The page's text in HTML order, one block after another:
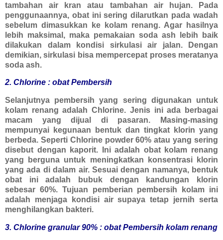
tambahan air kran atau tambahan air hujan. Pada
penggunaannya, obat ini sering dilarutkan pada wadah
sebelum dimasukkan ke kolam renang. Agar hasilnya
lebih maksimal, maka pemakaian soda ash lebih baik
dilakukan dalam kondisi sirkulasi air jalan. Dengan
demikian, sirkulasi bisa mempercepat proses meratanya
soda ash.
2. Chlorine : obat Pembersih
Selanjutnya pembersih yang sering digunakan untuk
kolam renang adalah Chlorine. Jenis ini ada berbagai
macam yang dijual di pasaran. Masing-masing
mempunyai kegunaan bentuk dan tingkat klorin yang
berbeda. Seperti Chlorine powder 60% atau yang sering
disebut dengan kaporit. Ini adalah obat kolam renang
yang berguna untuk meningkatkan konsentrasi klorin
yang ada di dalam air. Sesuai dengan namanya, bentuk
obat ini adalah bubuk dengan kandungan klorin
sebesar 60%. Tujuan pemberian pembersih kolam ini
adalah menjaga kondisi air supaya tetap jernih serta
menghilangkan bakteri.
3. Chlorine granular 90% : obat Pembersih kolam renang